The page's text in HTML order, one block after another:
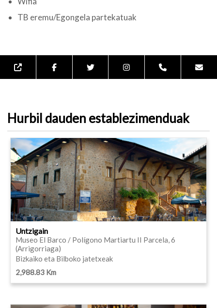
TB eremu/Egongela partekatuak
Hurbil dauden establezimenduak
Untzigain
Museo El Barco / Polígono Martiartu II Parcela, 6
(Arrigorriaga)
Bizkaiko eta Bilboko jatetxeak
2,988.83 Km